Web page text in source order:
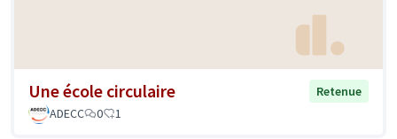
Une école circulaire
Retenue
ADECC
0 1